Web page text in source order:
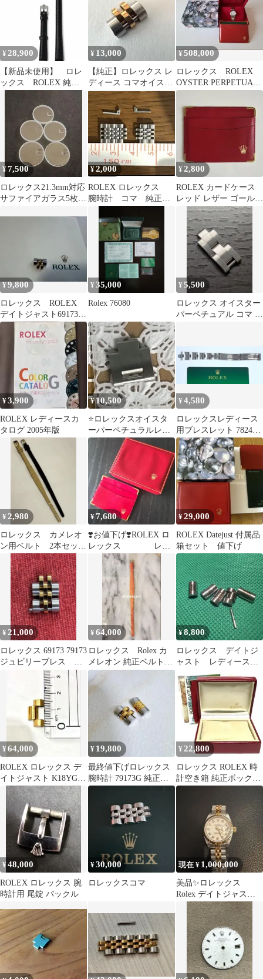
¥ 28,900
【新品未使用】 ロレ
ックス ROLEX 純正
ク 尾錠付き
¥ 13,000
【純正】ロレックス レ
ディース コマオイスタ
ーブレス YG/SS コンビ
1コマ
¥508,000
ロレックス ROLEX
OYSTER PERPETUAL
DATE レディース
¥7,500
ロレックス21.3mm対応
サファイアガラス5枚
¥2,000
ROLEX ロレックス
腕時計 コマ 純正
¥2,800
ROLEX カードケース
レッド レザー ゴールド
金具
¥9,800
ロレックス ROLEX
デイトジャスト69173
79173他 定価3万越え
¥35,000
Rolex 76080
¥5,500
ロレックス オイスター
パーペチュアル コマ 駒
¥3,900
ROLEX レディースカ
タログ 2005年版
¥ 10,500
⭐️ロレックスオイスタ
ーパーペチュラルレデ
ィース2026年モデルコ
マ1⭐️スイス製
¥4,580
ロレックスレディース
用ブレスレット 78240
DE7（訳あり品）
¥2,980
ロレックス カメレオ
ン用ベルト 2本セット
ROLEX カメレオン
¥7,680
❣️お値下げ❣️ROLEX ロ
レックス レザ
ーBOX カードケース付
き 赤
¥29,000
ROLEX Datejust 付属品
箱セット 値下げ
¥21,000
ロレックス 69173 79173
ジュビリーブレス イ
エローコンビ 2コマ
¥64,000
ロレックス Rolex カ
メレオン 純正ベルト
マンダリンオレンジ
¥8,800
ロレックス デイトジ
ャスト レディース
用 ベルトコマ 5コ
マ 未使用品 （ss
¥64,000
ROLEX ロレックス デ
イトジャスト K18YG
純正コマ レディース
¥ 19,800
最終値下げロレックス
腕時計 79173G 純正調
整用コマ コンビ2個セ
¥ 22,800
ロレックス ROLEX 時
計空き箱 純正ボックス
69173
¥48,000
ROLEX ロレックス 腕
時計用 尾錠 バックル
¥30,000
ロレックスコマ
現在 ¥ 1,000,000
美品✨ロレックス
Rolex デイトジャス
ト 腕時計